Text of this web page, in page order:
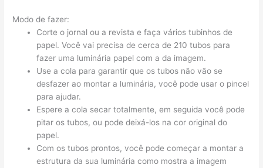
Modo de fazer:
Corte o jornal ou a revista e faça vários tubinhos de
papel. Você vai precisa de cerca de 210 tubos para
fazer uma luminária papel com a da imagem.
Use a cola para garantir que os tubos não vão se
desfazer ao montar a luminária, você pode usar o pincel
para ajudar.
Espere a cola secar totalmente, em seguida você pode
pitar os tubos, ou pode deixá-los na cor original do
papel.
Com os tubos prontos, você pode começar a montar a
estrutura da sua luminária como mostra a imagem